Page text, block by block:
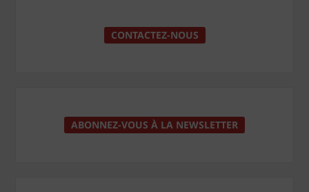
CONTACTEZ-NOUS
ABONNEZ-VOUS À LA NEWSLETTER